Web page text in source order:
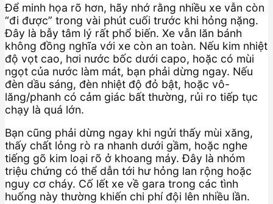
Để minh họa rõ hơn, hãy nhớ rằng nhiều xe vẫn còn
“đi được” trong vài phút cuối trước khi hỏng nặng.
Đây là bẫy tâm lý rất phổ biến. Xe vẫn lăn bánh
không đồng nghĩa với xe còn an toàn. Nếu kim nhiệt
độ vọt cao, hơi nước bốc dưới capo, hoặc có mùi
ngọt của nước làm mát, bạn phải dừng ngay. Nếu
đèn dầu sáng, đèn nhiệt độ đỏ bật, hoặc vô-
lăng/phanh có cảm giác bất thường, rủi ro tiếp tục
chạy là quá lớn.
Bạn cũng phải dừng ngay khi ngửi thấy mùi xăng,
thấy chất lỏng rò ra nhanh dưới gầm, hoặc nghe
tiếng gõ kim loại rõ ở khoang máy. Đây là nhóm
triệu chứng có thể dẫn tới hư hỏng lan rộng hoặc
nguy cơ cháy. Cố lết xe về gara trong các tình
huống này thường khiến chi phí đội lên nhiều lần.